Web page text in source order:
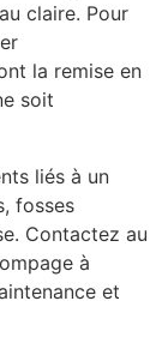
claire. Pour
la remise en
soit
liés à un
fosses
Contactez au
à
et